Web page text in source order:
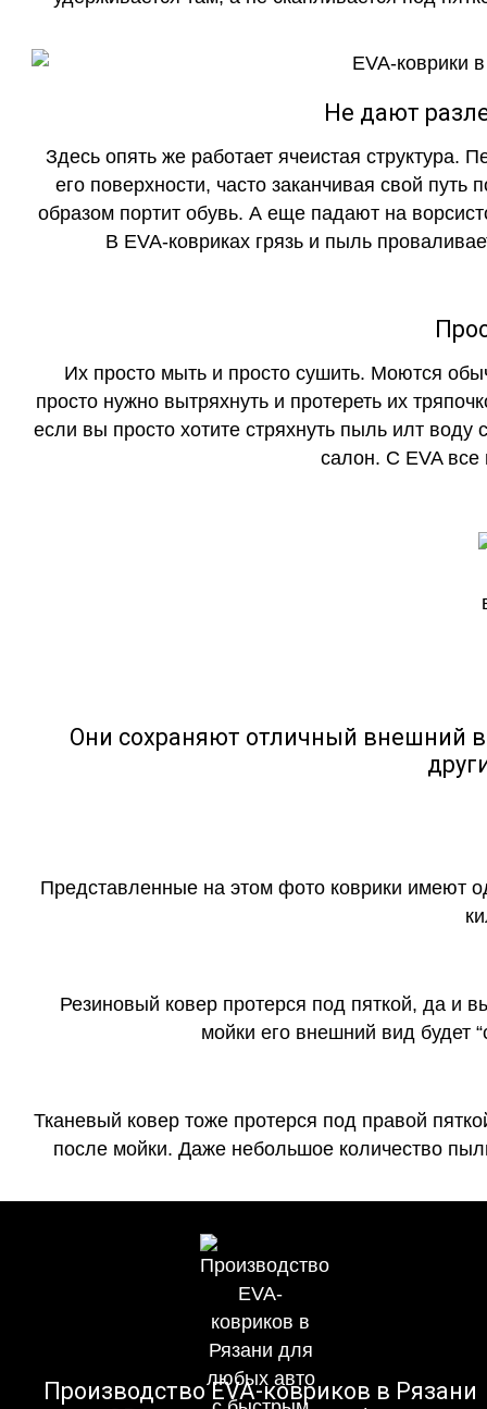
Не дают
Здесь опять же работает ячеистая структура.
его поверхности, часто заканчивая свой
образом портит обувь. А еще падают на
В EVA-ковриках грязь и пыль
Их просто мыть и просто сушить. Моются
просто нужно вытряхнуть и протереть их
если вы просто хотите стряхнуть пыль илт воду
салон. С EVA все
Они сохраняют отличный внешний
Представленные на этом фото коврики имеют
Резиновый ковер протерся под пяткой, да и
мойки его внешний вид будет
Тканевый ковер тоже протерся под правой
после мойки. Даже небольшое количество
Производство EVA-ковриков в Рязани